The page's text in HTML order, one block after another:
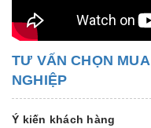
TƯ VẤN CHỌN
NGHIỆP
Ý kiến khách hàng